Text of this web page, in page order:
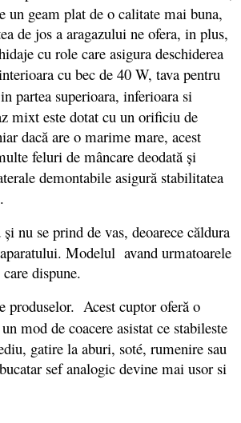
un geam plat de o calitate mai buna,
de jos a aragazului ne ofera, in plus,
cu role care asigura deschiderea
cu bec de 40 W, tava pentru
partea superioara, inferioara si
mixt este dotat cu un orificiu de
dacă are o marime mare, acest
feluri de mâncare deodată și
demontabile asigură stabilitatea
nu se prind de vas, deoarece căldura
Modelul avand urmatoarele
dispune.
produselor. Acest cuptor oferă o
mod de coacere asistat ce stabileste
gatire la aburi, soté, rumenire sau
sef analogic devine mai usor si